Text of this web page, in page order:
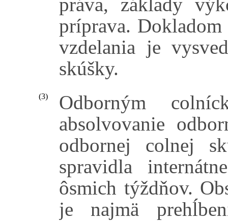
príprava.
vzdelania je
skúšky.
(3)
Odborným
absolvovanie
odbornej colnej
spravidla
ôsmich týždňov.
je najmä